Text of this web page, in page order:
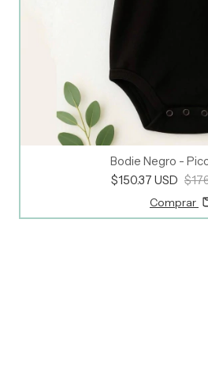
Bodie Negro -
$150.37 USD
Comprar